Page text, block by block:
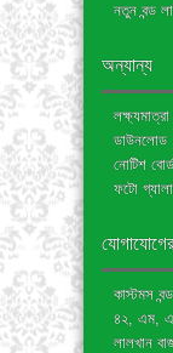
নতুন বন্ড
অন্যান্য
ডাউনলোড
নোটিশ বোর্ড
ফটো
কাস্টমস
৪২, এম,
লালখান